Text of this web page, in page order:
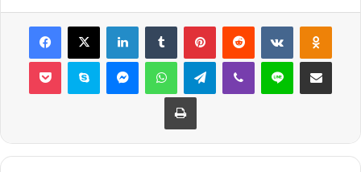
Facebook
X LinkedInTumblr PinterestReddit VKontakte
Pocket Skype MessengerWhatsAppTelegramViber Line E-Posta ile
Yazdır